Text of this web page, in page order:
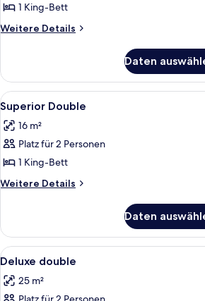
Double
anzeigen
1 King-Bett
Weitere Details
Weitere
Double
Daten
Alle
Fotos
für
Superior
Double
anzeigen
Ein
1
Superior Double
16 m²
Platz für 2 Personen
1 King-Bett
Weitere Details
Weitere
Double
Daten
Alle
Fotos
für
Ein
1
Deluxe double
25 m²